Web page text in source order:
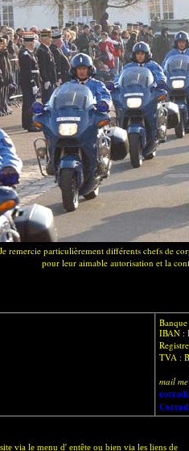
Je remercie particulièrement différents chefs de
pour leur aimable autorisation et la
IBAN :
TVA :
mail
via le menu d' entête ou bien via les liens de